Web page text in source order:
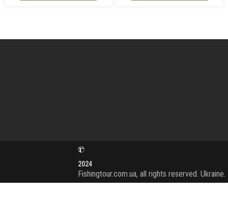
2024
Fishingtour.com.ua, all rights reserved. Ukraine.